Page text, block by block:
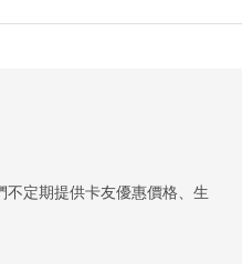
不定期提供卡友優惠價格、生